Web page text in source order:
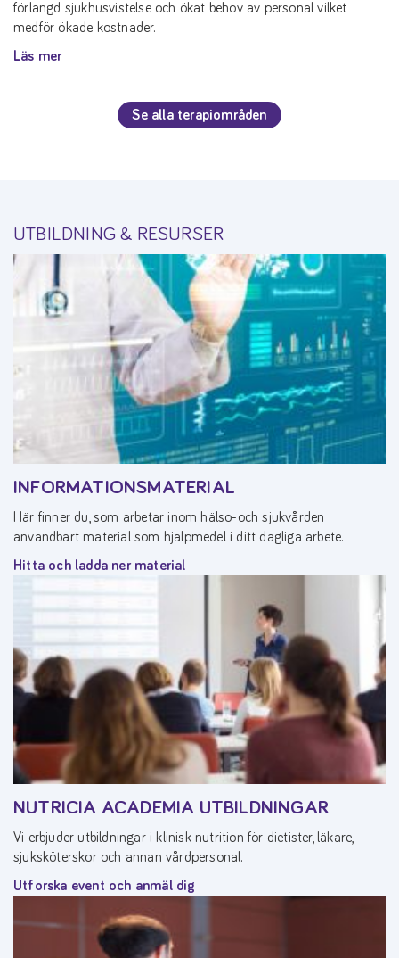
förlängd sjukhusvistelse och ökat behov av personal vilket
medför ökade kostnader.
Läs mer
Se alla terapiområden
UTBILDNING & RESURSER
INFORMATIONSMATERIAL
Här finner du, som arbetar inom hälso-och sjukvården
användbart material som hjälpmedel i ditt dagliga arbete.
Hitta och ladda ner material
NUTRICIA ACADEMIA UTBILDNINGAR
Vi erbjuder utbildningar i klinisk nutrition för dietister, läkare,
sjuksköterskor och annan vårdpersonal.
Utforska event och anmäl dig